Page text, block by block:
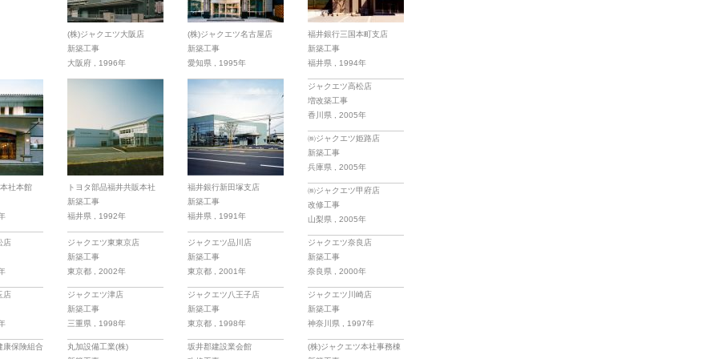
(株)ジャクエツ大阪店
新築工事
大阪府
1996年
(株)ジャクエツ名古屋店
新築工事
愛知県
1995年
福井銀行三国本町支店
新築工事
福井県
1994年
社本館
トヨタ部品福井共販本社
新築工事
福井県
1992年
福井銀行新田塚支店
新築工事
福井県
1991年
ジャクエツ高松店
増改築工事
香川県
2005年
㈱ジャクエツ姫路店
新築工事
兵庫県
2005年
㈱ジャクエツ甲府店
改修工事
山梨県
2005年
店
ジャクエツ東東京店
新築工事
東京都
2002年
ジャクエツ品川店
新築工事
東京都
2001年
ジャクエツ奈良店
新築工事
奈良県
2000年
店
ジャクエツ津店
新築工事
三重県
1998年
ジャクエツ八王子店
新築工事
東京都
1998年
ジャクエツ川崎店
新築工事
神奈川県
1997年
康保険組合
丸加設備工業(株)
坂井郡建設業会館
(株)ジャクエツ本社事務棟